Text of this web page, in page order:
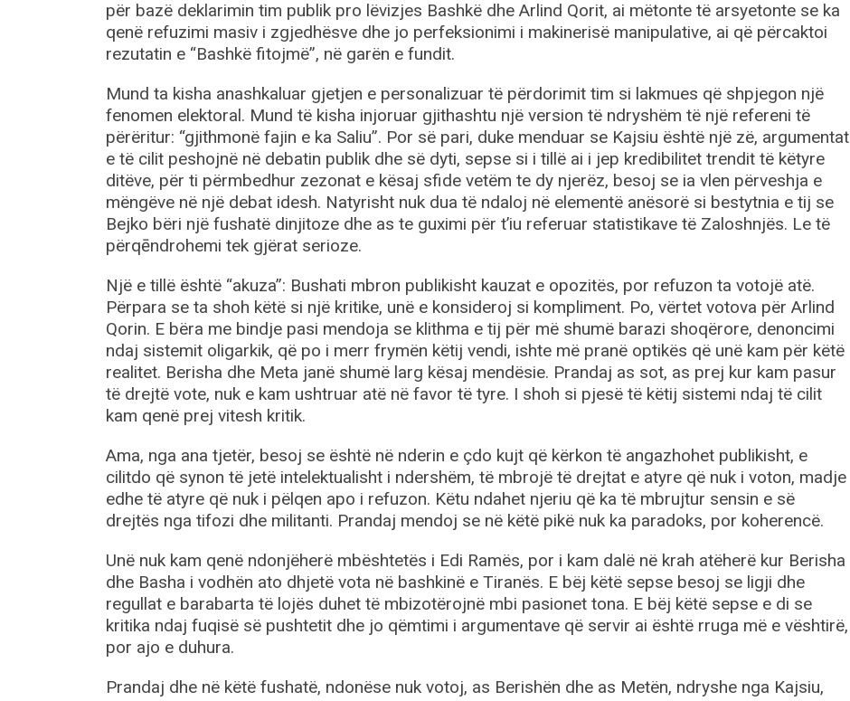
për bazë deklarimin tim publik pro lëvizjes Bashkë dhe Arlind Qorit, ai mëtonte të arsyetonte se ka
qenë refuzimi masiv i zgjedhësve dhe jo perfeksionimi i makinerisë manipulative, ai që përcaktoi
rezutatin e “Bashkë fitojmë”, në garën e fundit.
Mund ta kisha anashkaluar gjetjen e personalizuar të përdorimit tim si lakmues që shpjegon një
fenomen elektoral. Mund të kisha injoruar gjithashtu një version të ndryshëm të një refereni të
përëritur: “gjithmonë fajin e ka Saliu”. Por së pari, duke menduar se Kajsiu është një zë, argumentat
e të cilit peshojnë në debatin publik dhe së dyti, sepse si i tillë ai i jep kredibilitet trendit të këtyre
ditëve, për ti përmbedhur zezonat e kësaj sfide vetëm te dy njerëz, besoj se ia vlen përveshja e
mëngëve në një debat idesh. Natyrisht nuk dua të ndaloj në elementë anësorë si bestytnia e tij se
Bejko bëri një fushatë dinjitoze dhe as te guximi për t’iu referuar statistikave të Zaloshnjës. Le të
përqēndrohemi tek gjërat serioze.
Një e tillë është “akuza”: Bushati mbron publikisht kauzat e opozitës, por refuzon ta votojë atë.
Përpara se ta shoh këtë si një kritike, unë e konsideroj si kompliment. Po, vërtet votova për Arlind
Qorin. E bëra me bindje pasi mendoja se klithma e tij për më shumë barazi shoqërore, denoncimi
ndaj sistemit oligarkik, që po i merr frymën këtij vendi, ishte më pranë optikës që unë kam për këtë
realitet. Berisha dhe Meta janë shumë larg kësaj mendësie. Prandaj as sot, as prej kur kam pasur
të drejtë vote, nuk e kam ushtruar atë në favor të tyre. I shoh si pjesë të këtij sistemi ndaj të cilit
kam qenë prej vitesh kritik.
Ama, nga ana tjetër, besoj se është në nderin e çdo kujt që kërkon të angazhohet publikisht, e
cilitdo që synon të jetë intelektualisht i ndershëm, të mbrojë të drejtat e atyre që nuk i voton, madje
edhe të atyre që nuk i pëlqen apo i refuzon. Këtu ndahet njeriu që ka të mbrujtur sensin e së
drejtës nga tifozi dhe militanti. Prandaj mendoj se në këtë pikë nuk ka paradoks, por koherencë.
Unë nuk kam qenë ndonjëherë mbështetës i Edi Ramës, por i kam dalë në krah atëherë kur Berisha
dhe Basha i vodhën ato dhjetë vota në bashkinë e Tiranës. E bëj këtë sepse besoj se ligji dhe
regullat e barabarta të lojës duhet të mbizotërojnë mbi pasionet tona. E bëj këtë sepse e di se
kritika ndaj fuqisë së pushtetit dhe jo qëmtimi i argumentave që servir ai është rruga më e vështirë,
por ajo e duhura.
Prandaj dhe në këtë fushatë, ndonëse nuk votoj, as Berishën dhe as Metën, ndryshe nga Kajsiu,